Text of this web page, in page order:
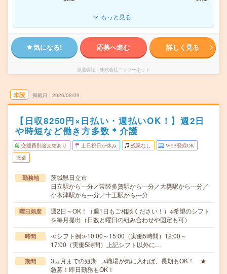
もっと見る
気になる! 応募へ進む 詳しく見る
派遣会社 株式会社ニッソーネット
未読 掲載日 2026/08/09
【日収8250円×日払い・週払いOK！】週2日
や時短など働き方多数＊介護
交通費別途支給あり 土日祝日が休み 残業なし WEB登録OK
派遣
勤務地
茨城県日立市
日立駅から---分／常陸多賀駅から---分／大甕駅から---分／
小木津駅から---分／十王駅から---分
曜日頻度
週2日～OK！（週1日もご相談ください！）※希望のシフト
を毎月提出（日数と曜日の組み合わせや固定も可）
時間
≪シフト例≫10:00～15:00（実働5時間）12:00～
17:00（実働5時間）上記シフト以外に…
期間
3ヵ月までの短期 ※職場が気に入れば、長期もOK！ ★
急募！即日勤務もOK！